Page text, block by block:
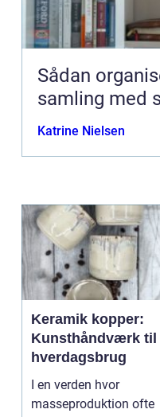
Sådan
samling med
Katrine Nielsen
Keramik kopper:
Kunsthåndværk til
hverdagsbrug
I en verden hvor
masseproduktion ofte